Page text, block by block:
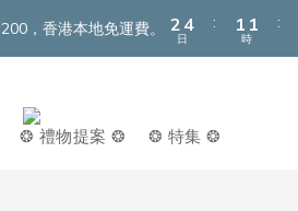
，香港本地免運費。
2
1
4
3
日
:
1
0
1
0
時
:
❂ 禮物提案 ❂ ❂ 特集 ❂